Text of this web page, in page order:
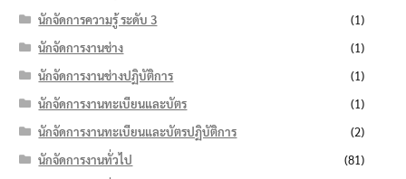
นักจัดการความรู้ ระดับ 3
(1)
นักจัดการงานช่าง
(1)
นักจัดการงานช่างปฏิบัติการ
(1)
นักจัดการงานทะเบียนและบัตร
(1)
นักจัดการงานทะเบียนและบัตรปฏิบัติการ
(2)
นักจัดการงานทั่วไป
(81)